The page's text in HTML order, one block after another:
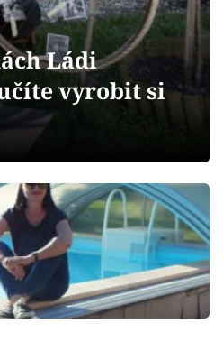
Ládi
vyrobit si